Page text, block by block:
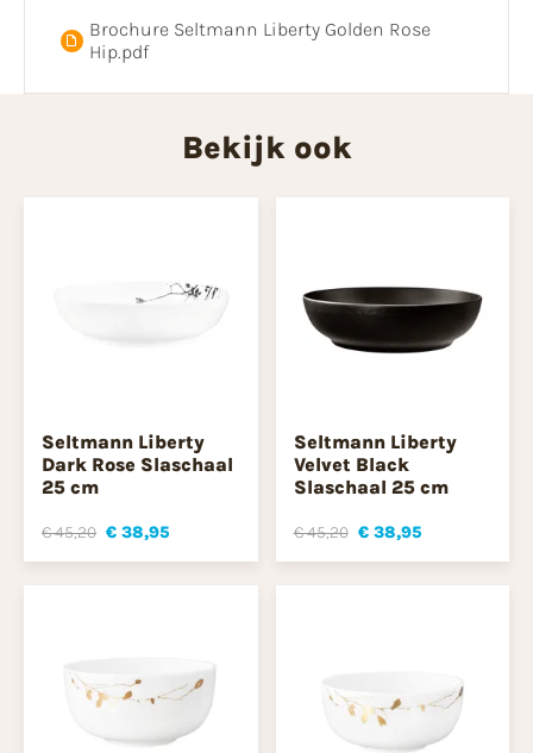
Brochure Seltmann Liberty Golden Rose
Hip.pdf
Bekijk ook
Seltmann Liberty
Dark Rose Slaschaal
25 cm
€ 45,20 € 38,95
Seltmann Liberty
Velvet Black
Slaschaal 25 cm
€ 45,20 € 38,95